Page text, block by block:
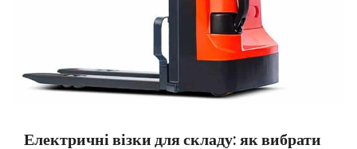
Електричні візки для складу: як вибрати